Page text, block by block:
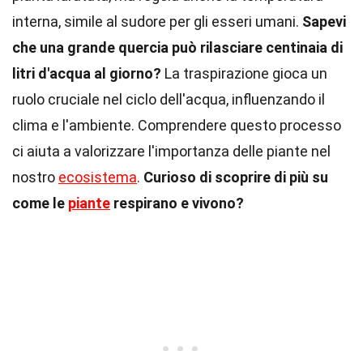
interna, simile al sudore per gli esseri umani. Sapevi
che una grande quercia può rilasciare centinaia di
litri d'acqua al giorno? La traspirazione gioca un
ruolo cruciale nel ciclo dell'acqua, influenzando il
clima e l'ambiente. Comprendere questo processo
ci aiuta a valorizzare l'importanza delle piante nel
nostro ecosistema. Curioso di scoprire di più su
come le piante respirano e vivono?